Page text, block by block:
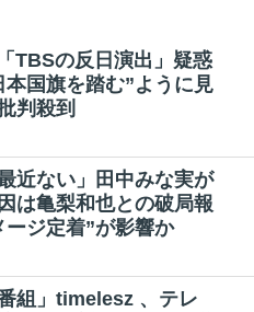
TBSの反日演出」疑惑
国旗を踏む”ように見
判殺到
近ない」田中みな実が
は亀梨和也との破局報
ージ定着”が影響か
組」timelesz 、テレ